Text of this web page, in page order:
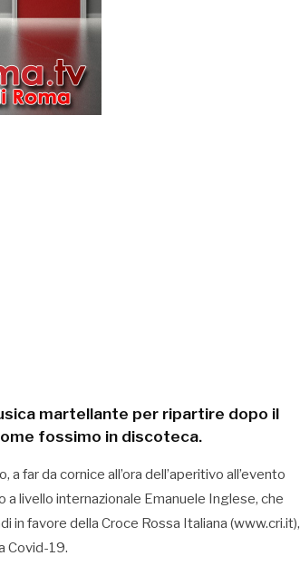
martellante per ripartire dopo il
fossimo in discoteca.
far da cornice all’ora dell’aperitivo all’evento
livello internazionale Emanuele Inglese, che
in favore della Croce Rossa Italiana (www.cri.it),
Covid-19.